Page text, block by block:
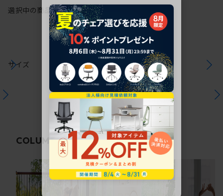
選択中の商品情報保証注意事項
サイズ
COLUMN関連コラム